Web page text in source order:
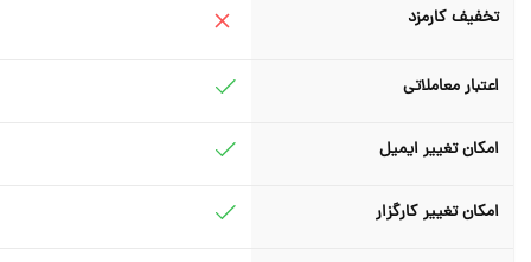
تخفیف کارمزد
اعتبار معاملاتی
امکان تغییر ایمیل
امکان تغییر کارگزار